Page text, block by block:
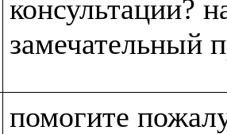
консультации?
замечательный
помогите